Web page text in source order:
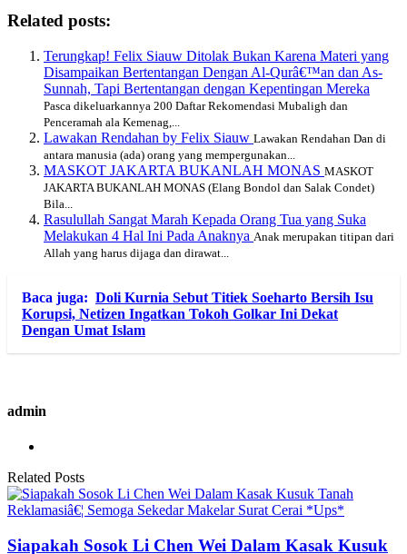
Related posts:
Terungkap! Felix Siauw Ditolak Bukan Karena Materi yang
Disampaikan Bertentangan Dengan Al-Qurâ€™an dan As-
Sunnah, Tapi Bertentangan dengan Kepentingan Mereka
Pasca dikeluarkannya 200 Daftar Rekomendasi Mubaligh dan
Penceramah ala Kemenag,...
Lawakan Rendahan by Felix Siauw Lawakan Rendahan Dan di
antara manusia (ada) orang yang mempergunakan...
MASKOT JAKARTA BUKANLAH MONAS MASKOT
JAKARTA BUKANLAH MONAS (Elang Bondol dan Salak Condet)
Bila...
Rasulullah Sangat Marah Kepada Orang Tua yang Suka
Melakukan 4 Hal Ini Pada Anaknya Anak merupakan titipan dari
Allah yang harus dijaga dan dirawat...
Baca juga: Doli Kurnia Sebut Titiek Soeharto Bersih Isu
Korupsi, Netizen Ingatkan Tokoh Golkar Ini Dekat
Dengan Umat Islam
admin
Related Posts
Siapakah Sosok Li Chen Wei Dalam Kasak Kusuk